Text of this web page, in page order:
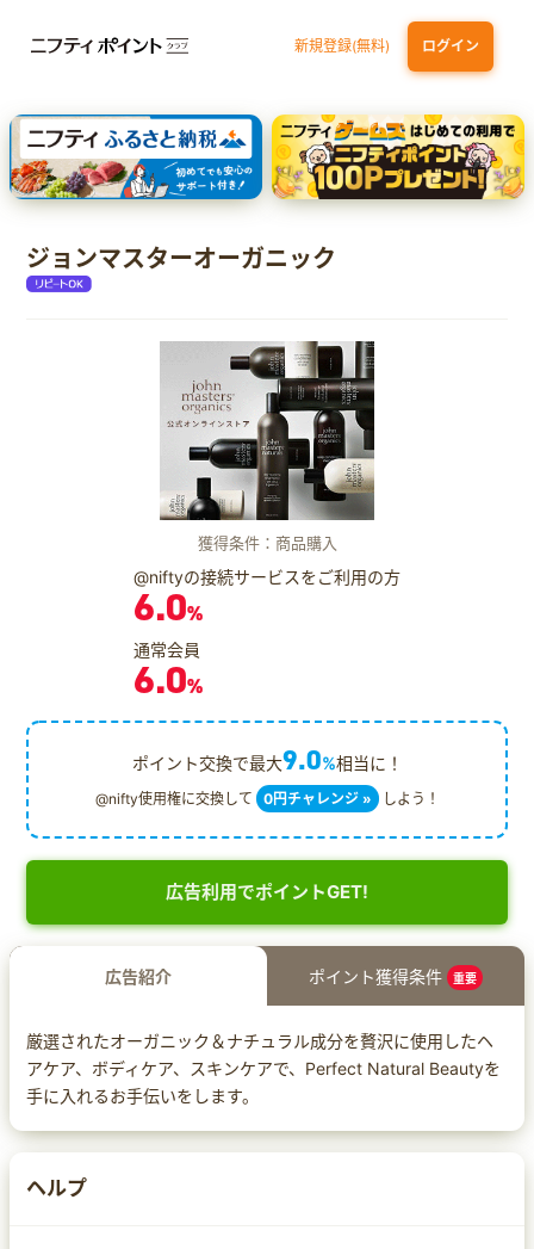
新規登録(無料) ログイン
エポスカード【最短1週間程度付与】
【親権者さまの代理申込専用】三井住友銀行Oliveお子さま用口座
三井住友カード（NL）
ジョンマスターオーガニック
獲得条件：商品購入
@niftyの接続サービスをご利用の方
6.0%
通常会員
6.0%
ポイント交換で最大9.0%相当に！
@nifty使用権に交換して 0円チャレンジ » しよう！
広告利用でポイントGET!
広告紹介 ポイント獲得条件 重要
厳選されたオーガニック＆ナチュラル成分を贅沢に使用したヘ
アケア、ボディケア、スキンケアで、Perfect Natural Beautyを
手に入れるお手伝いをします。
ヘルプ